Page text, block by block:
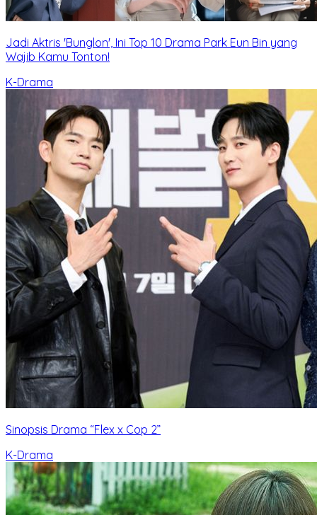
Jadi Aktris 'Bunglon', Ini Top 10 Drama Park Eun Bin yang
Wajib Kamu Tonton!
K-Drama
Sinopsis Drama “Flex x Cop 2”
K-Drama